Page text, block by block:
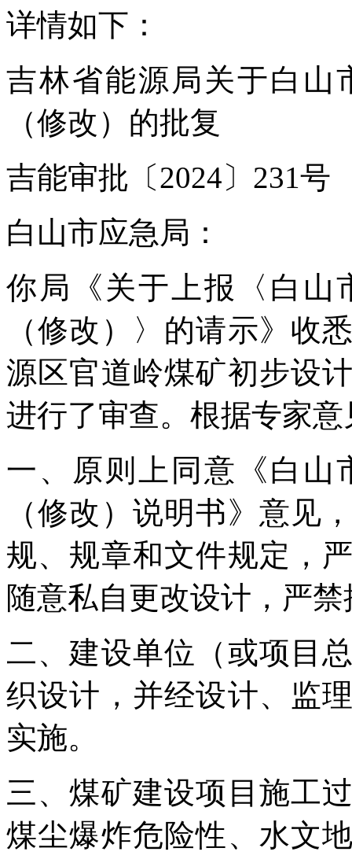
详情如下：
吉林省能源局关于白山
（修改）的批复
吉能审批〔2024〕231号
白山市应急局：
你局《关于上报〈白山
（修改）〉的请示》收
源区官道岭煤矿初步设
进行了审查。根据专家
一、原则上同意《白山
（修改）说明书》意见
规、规章和文件规定，
随意私自更改设计，严
二、建设单位（或项目
织设计，并经设计、监
实施。
三、煤矿建设项目施工
煤尘爆炸危险性、水文